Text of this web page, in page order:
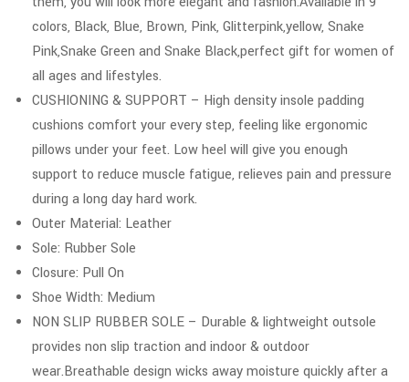
colors, Black, Blue, Brown, Pink, Glitterpink,yellow, Snake
Pink,Snake Green and Snake Black,perfect gift for women of
all ages and lifestyles.
CUSHIONING & SUPPORT – High density insole padding
cushions comfort your every step, feeling like ergonomic
pillows under your feet. Low heel will give you enough
support to reduce muscle fatigue, relieves pain and pressure
during a long day hard work.
Outer Material: Leather
Sole: Rubber Sole
Closure: Pull On
Shoe Width: Medium
NON SLIP RUBBER SOLE – Durable & lightweight outsole
provides non slip traction and indoor & outdoor
wear.Breathable design wicks away moisture quickly after a